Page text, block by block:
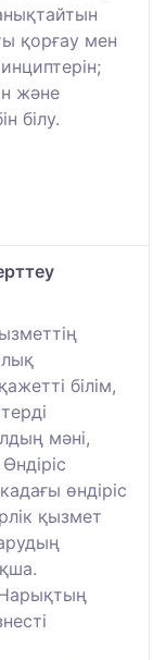
қорғау мен
және
білу.
білім,
мәні,
өндіріс
қызмет